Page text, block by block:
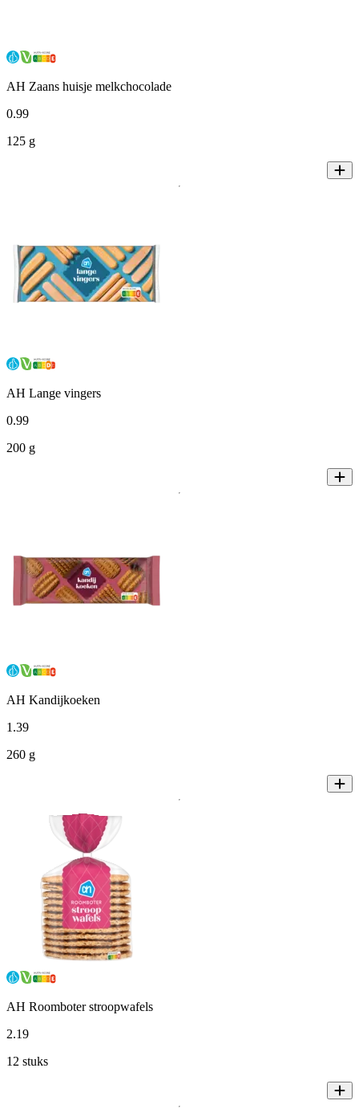
AH Zaans huisje melkchocolade
0.99
125 g
AH Lange vingers
0.99
200 g
AH Kandijkoeken
1 .39
260 g
AH Roomboter stroopwafels
2.19
12 stuks